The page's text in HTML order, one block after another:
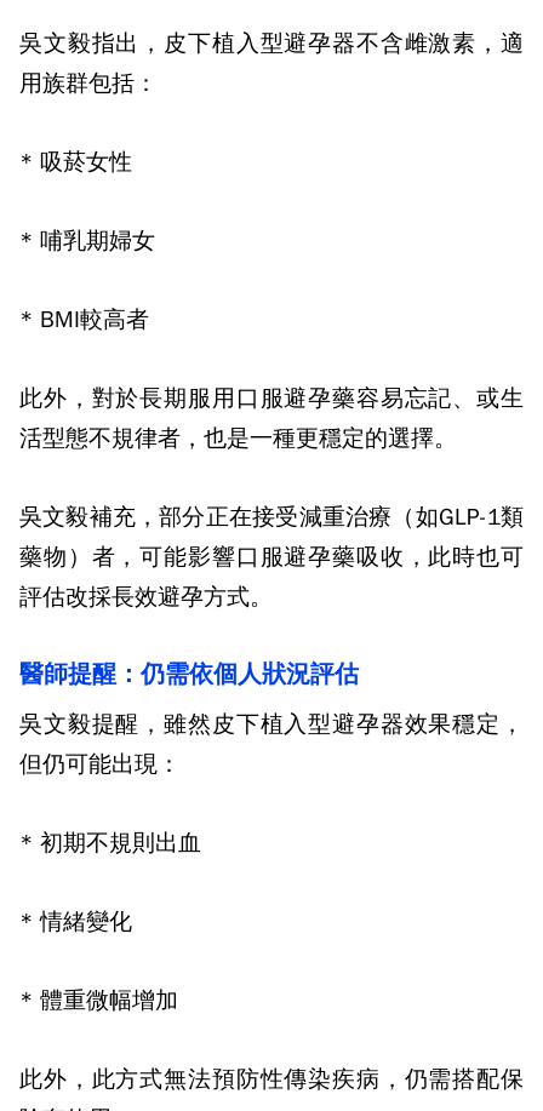
吳文毅指出，皮下植入型避孕器不含雌激素，適
用族群包括：
* 吸菸女性
* 哺乳期婦女
* BMI較高者
此外，對於長期服用口服避孕藥容易忘記、或生
活型態不規律者，也是一種更穩定的選擇。
吳文毅補充，部分正在接受減重治療（如GLP-1類
藥物）者，可能影響口服避孕藥吸收，此時也可
評估改採長效避孕方式。
醫師提醒：仍需依個人狀況評估
吳文毅提醒，雖然皮下植入型避孕器效果穩定，
但仍可能出現：
* 初期不規則出血
*情緒變化
* 體重微幅增加
此外，此方式無法預防性傳染疾病，仍需搭配保